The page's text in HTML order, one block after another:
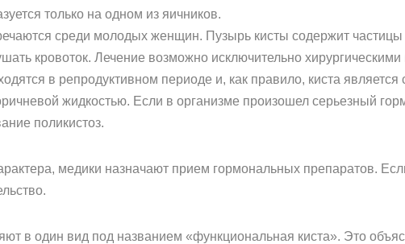
только на одном из яичников.
среди молодых женщин. Пузырь кисты содержит
кровоток. Лечение возможно исключительно
в репродуктивном периоде и, как правило, киста является
жидкостью. Если в организме произошел серьезный
поликистоз.
медики назначают прием гормональных препаратов.
в один вид под названием «функциональная киста». Это